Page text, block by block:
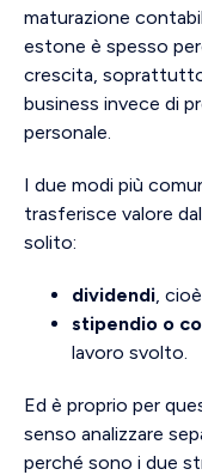
maturazione
estone è spesso
crescita,
business invece di
personale.
I due modi più
trasferisce valore
solito:
dividendi ,
stipendio o
lavoro svolto.
Ed è proprio per
senso analizzare
perché sono i due